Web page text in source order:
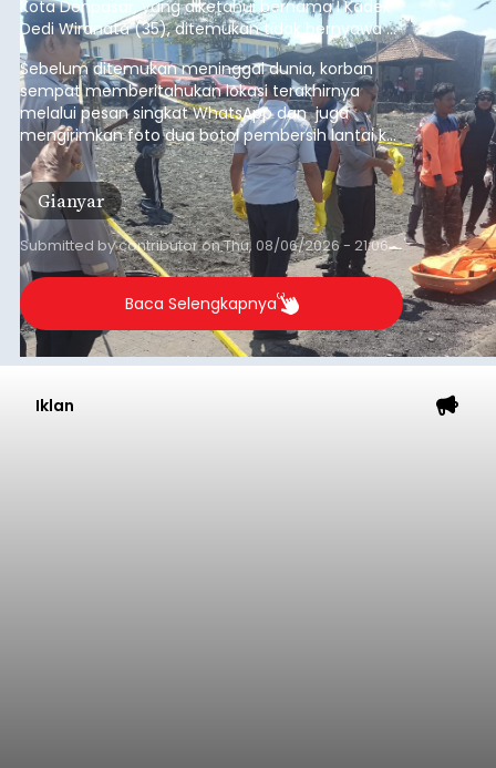
Kota Denpasar, yang diketahui bernama I Kadek
Dedi Wiranata (35), ditemukan tidak bernyawa di
pesisir Pantai Purnama, Sukawati.
Sebelum ditemukan meninggal dunia, korban
sempat memberitahukan lokasi terakhirnya
melalui pesan singkat WhatsApp dan juga
mengirimkan foto dua botol pembersih lantai ke
istrinya.
Gianyar
Submitted bycontributoronThu, 08/06/2026 - 21:06
Baca Selengkapnya
Iklan